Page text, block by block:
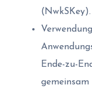
(NwkSKey).
Ende-